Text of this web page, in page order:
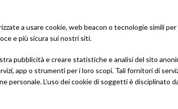
a usare cookie, web beacon o tecnologie simili
e più sicura sui nostri siti.
pubblicità e creare statistiche e analisi del sito
app o strumenti per i loro scopi. Tali fornitori di
personale. L’uso dei cookie di soggetti è disciplinato